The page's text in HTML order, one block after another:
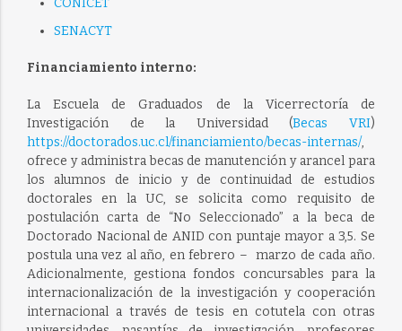
CONICET
SENACYT
Financiamiento interno:
La Escuela de Graduados de la Vicerrectoría de
Investigación de la Universidad (Becas VRI)
https://doctorados.uc.cl/financiamiento/becas-internas/,
ofrece y administra becas de manutención y arancel para
los alumnos de inicio y de continuidad de estudios
doctorales en la UC, se solicita como requisito de
postulación carta de “No Seleccionado” a la beca de
Doctorado Nacional de ANID con puntaje mayor a 3,5. Se
postula una vez al año, en febrero – marzo de cada año.
Adicionalmente, gestiona fondos concursables para la
internacionalización de la investigación y cooperación
internacional a través de tesis en cotutela con otras